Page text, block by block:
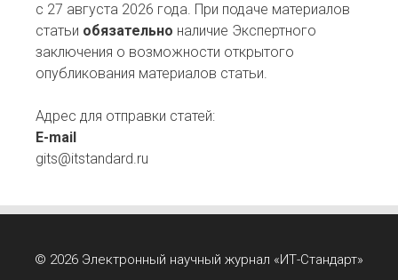
с 27 августа 2026 года. При подаче материалов
статьи обязательно наличие Экспертного
заключения о возможности открытого
опубликования материалов статьи.
Адрес для отправки статей:
E-mail
gits@itstandard.ru
© 2026 Электронный научный журнал «ИТ-Стандарт»